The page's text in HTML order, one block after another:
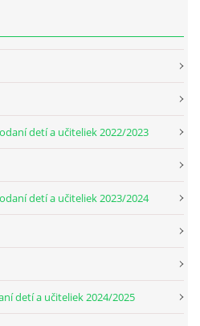
detí a učiteliek 2022/2023
detí a učiteliek 2023/2024
detí a učiteliek 2024/2025